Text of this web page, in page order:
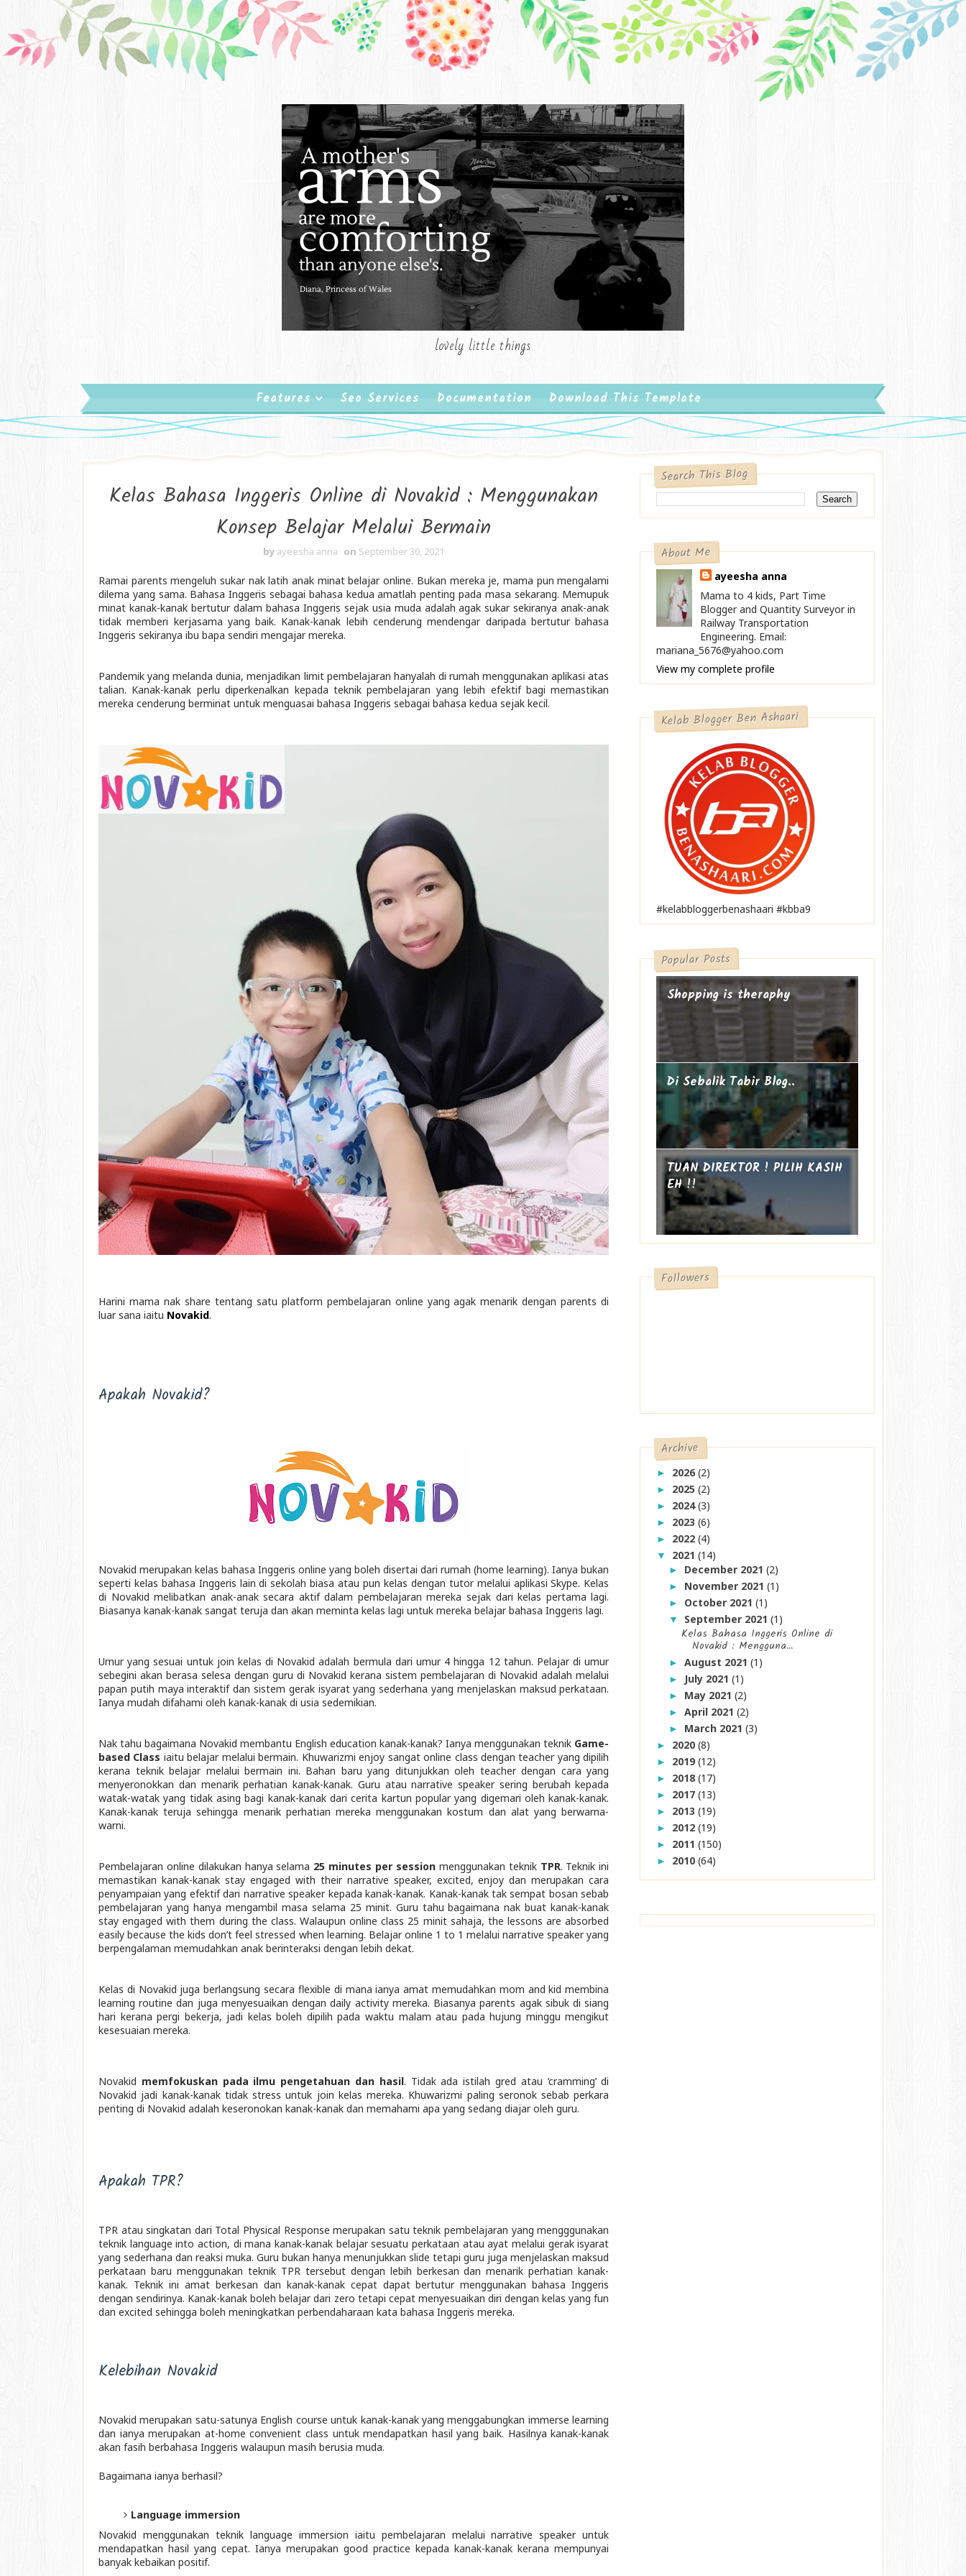
lovely little things
Features Seo Services Documentation Download This Template
Kelas Bahasa Inggeris Online di Novakid : Menggunakan
Konsep Belajar Melalui Bermain
by ayeesha anna on September 30, 2021
Ramai parents mengeluh sukar nak latih anak minat belajar online. Bukan mereka je, mama pun mengalami
dilema yang sama. Bahasa Inggeris sebagai bahasa kedua amatlah penting pada masa sekarang. Memupuk
minat kanak-kanak bertutur dalam bahasa Inggeris sejak usia muda adalah agak sukar sekiranya anak-anak
tidak memberi kerjasama yang baik. Kanak-kanak lebih cenderung mendengar daripada bertutur bahasa
Inggeris sekiranya ibu bapa sendiri mengajar mereka.
Pandemik yang melanda dunia, menjadikan limit pembelajaran hanyalah di rumah menggunakan aplikasi atas
talian. Kanak-kanak perlu diperkenalkan kepada teknik pembelajaran yang lebih efektif bagi memastikan
mereka cenderung berminat untuk menguasai bahasa Inggeris sebagai bahasa kedua sejak kecil.
Harini mama nak share tentang satu platform pembelajaran online yang agak menarik dengan parents di
luar sana iaitu Novakid.
Apakah Novakid?
Novakid merupakan kelas bahasa Inggeris online yang boleh disertai dari rumah (home learning). Ianya bukan
seperti kelas bahasa Inggeris lain di sekolah biasa atau pun kelas dengan tutor melalui aplikasi Skype. Kelas
di Novakid melibatkan anak-anak secara aktif dalam pembelajaran mereka sejak dari kelas pertama lagi.
Biasanya kanak-kanak sangat teruja dan akan meminta kelas lagi untuk mereka belajar bahasa Inggeris lagi.
Umur yang sesuai untuk join kelas di Novakid adalah bermula dari umur 4 hingga 12 tahun. Pelajar di umur
sebegini akan berasa selesa dengan guru di Novakid kerana sistem pembelajaran di Novakid adalah melalui
papan putih maya interaktif dan sistem gerak isyarat yang sederhana yang menjelaskan maksud perkataan.
Ianya mudah difahami oleh kanak-kanak di usia sedemikian.
Nak tahu bagaimana Novakid membantu English education kanak-kanak? Ianya menggunakan teknik Game-
based Class iaitu belajar melalui bermain. Khuwarizmi enjoy sangat online class dengan teacher yang dipilih
kerana teknik belajar melalui bermain ini. Bahan baru yang ditunjukkan oleh teacher dengan cara yang
menyeronokkan dan menarik perhatian kanak-kanak. Guru atau narrative speaker sering berubah kepada
watak-watak yang tidak asing bagi kanak-kanak dari cerita kartun popular yang digemari oleh kanak-kanak.
Kanak-kanak teruja sehingga menarik perhatian mereka menggunakan kostum dan alat yang berwarna-
warni.
Pembelajaran online dilakukan hanya selama 25 minutes per sessionmenggunakan teknik TPR. Teknik ini
memastikan kanak-kanak stay engaged with their narrative speaker, excited, enjoy dan merupakan cara
penyampaian yang efektif dari narrative speaker kepada kanak-kanak. Kanak-kanak tak sempat bosan sebab
pembelajaran yang hanya mengambil masa selama 25 minit. Guru tahu bagaimana nak buat kanak-kanak
stay engaged with them during the class. Walaupun online class 25 minit sahaja, the lessons are absorbed
easily because the kids don’t feel stressed when learning. Belajar online 1 to 1 melalui narrative speaker yang
berpengalaman memudahkan anak berinteraksi dengan lebih dekat.
Kelas di Novakid juga berlangsung secara flexible di mana ianya amat memudahkan mom and kid membina
learning routine dan juga menyesuaikan dengan daily activity mereka. Biasanya parents agak sibuk di siang
hari kerana pergi bekerja, jadi kelas boleh dipilih pada waktu malam atau pada hujung minggu mengikut
kesesuaian mereka.
Novakid memfokuskan pada ilmu pengetahuan dan hasil. Tidak ada istilah gred atau ‘cramming’ di
Novakid jadi kanak-kanak tidak stress untuk join kelas mereka. Khuwarizmi paling seronok sebab perkara
penting di Novakid adalah keseronokan kanak-kanak dan memahami apa yang sedang diajar oleh guru.
Apakah TPR?
TPR atau singkatan dari Total Physical Response merupakan satu teknik pembelajaran yang mengggunakan
teknik language into action, di mana kanak-kanak belajar sesuatu perkataan atau ayat melalui gerak isyarat
yang sederhana dan reaksi muka. Guru bukan hanya menunjukkan slide tetapi guru juga menjelaskan maksud
perkataan baru menggunakan teknik TPR tersebut dengan lebih berkesan dan menarik perhatian kanak-
kanak. Teknik ini amat berkesan dan kanak-kanak cepat dapat bertutur menggunakan bahasa Inggeris
dengan sendirinya. Kanak-kanak boleh belajar dari zero tetapi cepat menyesuaikan diri dengan kelas yang fun
dan excited sehingga boleh meningkatkan perbendaharaan kata bahasa Inggeris mereka.
Kelebihan Novakid
Novakid merupakan satu-satunya English course untuk kanak-kanak yang menggabungkan immerse learning
dan ianya merupakan at-home convenient class untuk mendapatkan hasil yang baik. Hasilnya kanak-kanak
akan fasih berbahasa Inggeris walaupun masih berusia muda.
Bagaimana ianya berhasil?
Language immersion
Novakid menggunakan teknik language immersion iaitu pembelajaran melalui narrative speaker untuk
mendapatkan hasil yang cepat. Ianya merupakan good practice kepada kanak-kanak kerana mempunyai
banyak kebaikan positif.
Search This Blog
About Me
ayeesha anna
Mama to 4 kids, Part Time
Blogger and Quantity Surveyor in
Railway Transportation
Engineering. Email:
mariana_5676@yahoo.com
View my complete profile
Kelab Blogger Ben Ashaari
#kelabbloggerbenashaari #kbba9
Popular Posts
Shopping is theraphy
Di Sebalik Tabir Blog..
TUAN DIREKTOR ! PILIH KASIH
EH !!
Followers
Archive
► 2026(2)
► 2025(2)
► 2024(3)
► 2023(6)
► 2022(4)
▼ 2021(14)
► December 2021(2)
► November 2021(1)
► October 2021(1)
▼ September 2021(1)
Kelas Bahasa Inggeris Online di
Novakid : Mengguna...
►August 2021(1)
► July 2021(1)
► May 2021(2)
►April 2021(2)
► March 2021(3)
► 2020(8)
► 2019(12)
► 2018(17)
► 2017(13)
► 2013(19)
► 2012(19)
► 2011(150)
► 2010(64)